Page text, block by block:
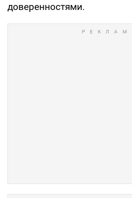
доверенностями.